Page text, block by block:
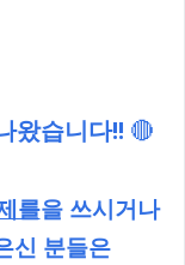
왔습니다!! 🔴
를을 쓰시거나
신 분들은